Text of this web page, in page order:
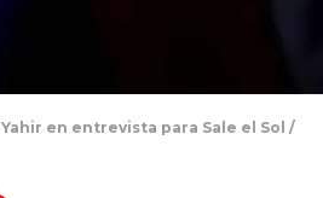
Yahir en entrevista para Sale el Sol /